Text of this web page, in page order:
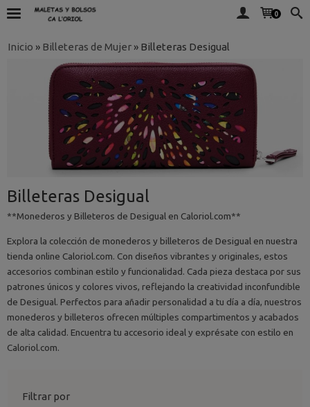
0
Inicio » Billeteras de Mujer » Billeteras Desigual
Billeteras Desigual
**Monederos y Billeteros de Desigual en Caloriol.com**
Explora la colección de monederos y billeteros de Desigual en nuestra
tienda online Caloriol.com. Con diseños vibrantes y originales, estos
accesorios combinan estilo y funcionalidad. Cada pieza destaca por sus
patrones únicos y colores vivos, reflejando la creatividad inconfundible
de Desigual. Perfectos para añadir personalidad a tu día a día, nuestros
monederos y billeteros ofrecen múltiples compartimentos y acabados
de alta calidad. Encuentra tu accesorio ideal y exprésate con estilo en
Caloriol.com.
Filtrar por